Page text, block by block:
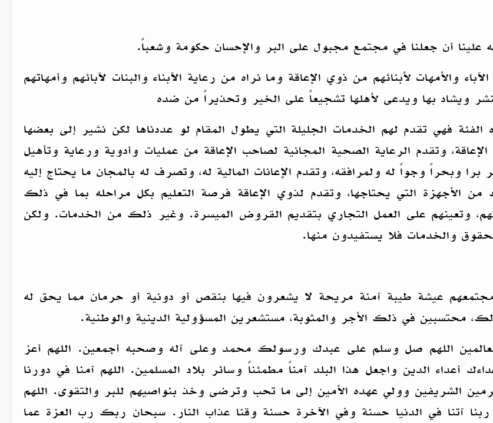
علينا أن جعلنا في مجتمع مجبول على البر والإحسان حكومة وشعباً.
والأمهات لأبنائهم من ذوي الإعاقة وما نراه من رعاية الآبناء والبنات لآبائهم وأمهاتهم
ويشاد بها ويدعى لأهلها تشجيعاً على الخير وتحذيراً من ضده
الفئة فهي تقدم لهم الخدمات الجليلة التي يطول المقام لو عددناها لكن نشير إلى بعضها
وتقدم الرعاية الصحية المجانية لصاحب الإعاقة من عمليات وأدوية ورعاية وتأهيل
وجواً له ولمرافقه، وتقدم الإعانات المالية له، وتصرف له بالمجان ما يحتاج إليه
الأجهزة التي يحتاجها، وتقدم لذوي الإعاقة فرصة التعليم بكل مراحله بما في ذلك
وتعينهم على العمل التجاري بتقديم القروض الميسرة. وغير ذلك من الخدمات. ولكن
والخدمات فلا يستفيدون منها.
عيشة طيبة آمنة مريحة لا يشعرون فيها بنقص أو دونية أو حرمان مما يحق له
محتسبين في ذلك الأجر والمثوبة، مستشعرين المسؤولية الدينية والوطنية.
اللهم صل وسلم على عبدك ورسولك محمد وعلى آله وصحبه أجمعين. اللهم أعز
أعداء الدين واجعل هذا البلد آمناً مطمئناً وسائر بلاد المسلمين. اللهم آمنا في دورنا
الشريفين وولي عهده الأمين إلى ما تحب وترضى وخذ بنواصيهم للبر والتقوى. اللهم
آتنا في الدنيا حسنة وفي الآخرة حسنة وقنا عذاب النار. سبحان ربك رب العزة عما